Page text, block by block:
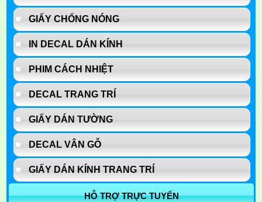
GIẤY CHỐNG NÓNG
IN DECAL DÁN KÍNH
PHIM CÁCH NHIỆT
DECAL TRANG TRÍ
GIẤY DÁN TƯỜNG
DECAL VÂN GỖ
GIẤY DÁN KÍNH TRANG TRÍ
HỖ TRỢ TRỰC TUYẾN